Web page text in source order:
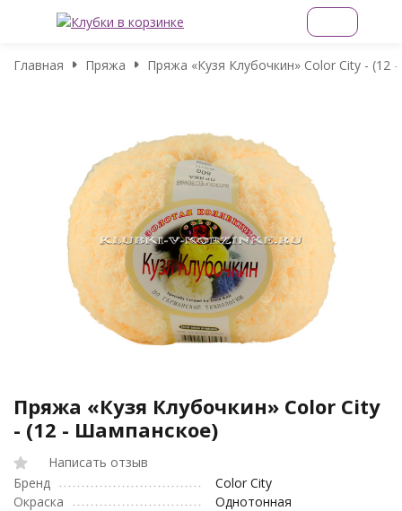
Главная Пряжа Пряжа «Кузя Клубочкин» Color City - (12
Пряжа «Кузя Клубочкин» Color City
- (12 - Шампанское)
Написать отзыв
Бренд
Color City
Окраска
Однотонная